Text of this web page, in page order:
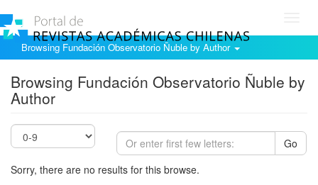
Browsing Fundación Observatorio Ñuble by Author
Browsing Fundación Observatorio Ñuble by
Author
Go
Sorry, there are no results for this browse.